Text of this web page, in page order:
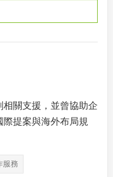
關支援，並曾協助企
提案與海外布局規
服務